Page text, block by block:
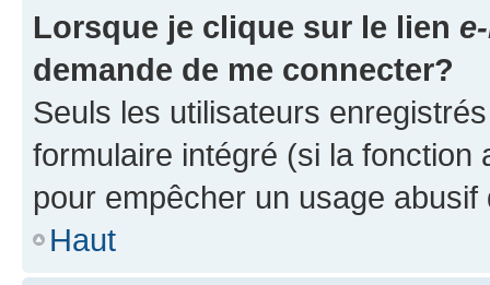
Lorsque je clique sur le lien
demande de me connecter?
Seuls les utilisateurs
formulaire intégré (si la fonction
pour empêcher un usage
Haut